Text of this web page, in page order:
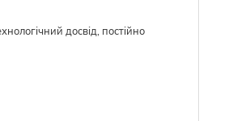
досвід, постійно